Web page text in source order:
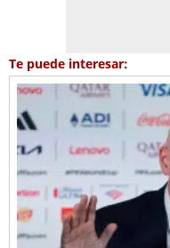
Te puede interesar: